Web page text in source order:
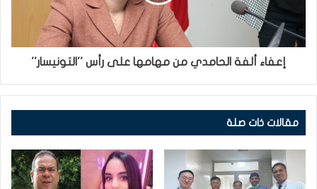
إعفاء ألفة الحامدي من مهامها على رأس ''التونيسار''
مقالات ذات صلة